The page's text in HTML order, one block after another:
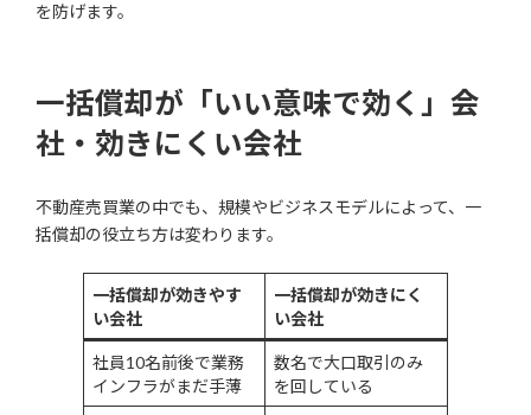
を防げます。
一括償却が「いい意味で効く」会
社・効きにくい会社
不動産売買業の中でも、規模やビジネスモデルによって、一
括償却の役立ち方は変わります。
一括償却が効きやす
い会社
一括償却が効きにく
い会社
社員10名前後で業務
インフラがまだ手薄
数名で大口取引のみ
を回している